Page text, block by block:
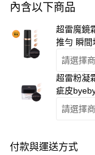
內含以下商品
超雷魔鏡
請選擇
超雷粉凝
疵皮
應色體驗
請選擇
付款與運送方式